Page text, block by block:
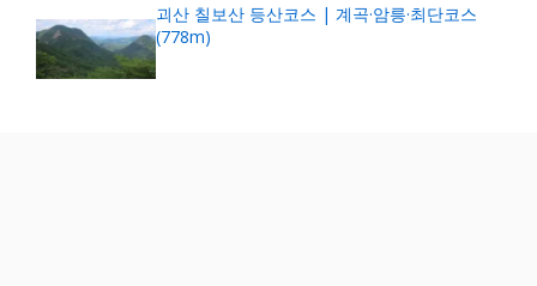
괴산 칠보산 등산코스 | 계곡·암릉·최단코스
(778m)